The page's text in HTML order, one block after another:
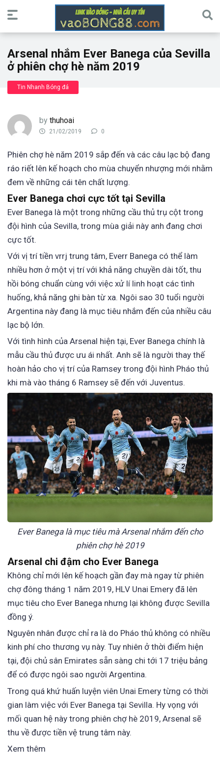
Arsenal nhắm Ever Banega của Sevilla
ở phiên chợ hè năm 2019
Tin Nhanh Bóng đá
by thuhoai
21/02/2019 0
Phiên chợ hè năm 2019 sắp đến và các câu lạc bộ đang
ráo riết lên kế hoạch cho mùa chuyển nhượng mới nhằm
đem về những cái tên chất lượng.
Ever Banega chơi cực tốt tại Sevilla
Ever Banega là một trong những cầu thủ trụ cột trong
đội hình của Sevilla, trong mùa giải này anh đang chơi
cực tốt.
Với vị trí tiền vrrj trung tâm, Everr Banega có thể làm
nhiều hơn ở một vị trí với khả năng chuyền dài tốt, thu
hồi bóng chuẩn cùng với việc xử lí linh hoạt các tình
huống, khả năng ghi bàn từ xa. Ngôi sao 30 tuổi người
Argentina này đang là mục tiêu nhắm đến của nhiều câu
lạc bộ lớn.
Với tình hình của Arsenal hiện tại, Ever Banega chính là
mẫu cầu thủ được ưu ái nhất. Anh sẽ là người thay thế
hoàn hảo cho vị trí của Ramsey trong đội hình Pháo thủ
khi mà vào tháng 6 Ramsey sẽ đến với Juventus.
Ever Banega là mục tiêu mà Arsenal nhắm đến cho
phiên chợ hè 2019
Arsenal chi đậm cho Ever Banega
Không chỉ mới lên kế hoạch gần đay mà ngay từ phiên
chợ đông tháng 1 năm 2019, HLV Unai Emery đã lên
mục tiêu cho Ever Banega nhưng lại không được Sevilla
đồng ý.
Nguyên nhân được chỉ ra là do Pháo thủ không có nhiều
kinh phí cho thương vụ này. Tuy nhiên ở thời điểm hiện
tại, đội chủ sân Emirates sẵn sàng chi tới 17 triệu bảng
để có được ngôi sao người Argentina.
Trong quá khứ huấn luyện viên Unai Emery từng có thời
gian làm việc với Ever Banega tại Sevilla. Hy vọng với
mối quan hệ này trong phiên chợ hè 2019, Arsenal sẽ
thu về được tiền vệ trung tâm này.
Xem thêm